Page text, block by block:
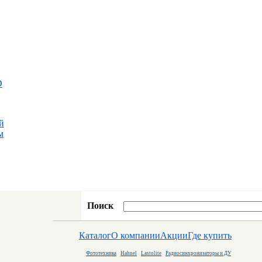
Поиск
КаталогО компанииАкцииГде купить
Фототехника Hahnel Lastolite Радиосинхронизаторы и ДУ